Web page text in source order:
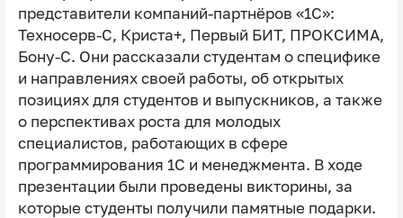
представители компаний-партнёров «1С»:
Техносерв-С, Криста+, Первый БИТ, ПРОКСИМА,
Бону-С. Они рассказали студентам о специфике
и направлениях своей работы, об открытых
позициях для студентов и выпускников, а также
о перспективах роста для молодых
специалистов, работающих в сфере
программирования 1C и менеджмента. В ходе
презентации были проведены викторины, за
которые студенты получили памятные подарки.